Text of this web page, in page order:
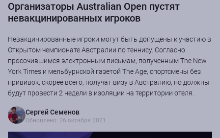
Организаторы Australian Open пустят
невакцинированных игроков
Невакцинированные игроки могут быть допущены к участию в
Открытом чемпионате Австралии по теннису. Согласно
просочившимся электронным письмам, полученным The New
York Times и мельбурнской газетой The Age, спортсмены без
прививок, скорее всего, получат визу в Австралию, но должны
будут провести 2 недели в изоляции на территории отеля.
Сергей Семенов
Обновлено: 26 октября 2021